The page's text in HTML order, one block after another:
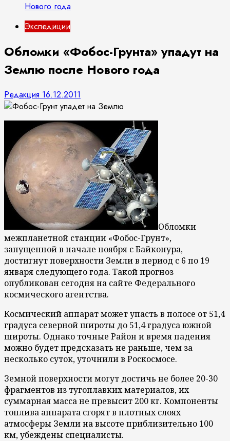
Нового года
Экспедиции
Обломки «Фобос-Грунта» упадут на
Землю после Нового года
Редакция 16.12.2011
Обломки
межпланетной станции «Фобос-Грунт»,
запущенной в начале ноября с Байконура,
достигнут поверхности Земли в период с 6 по 19
января следующего года. Такой прогноз
опубликован сегодня на сайте Федерального
космического агентства.
Космический аппарат может упасть в полосе от 51,4
градуса северной широты до 51,4 градуса южной
широты. Однако точные Район и время падения
можно будет предсказать не раньше, чем за
несколько суток, уточнили в Роскосмосе.
Земной поверхности могут достичь не более 20-30
фрагментов из тугоплавких материалов, их
суммарная масса не превысит 200 кг. Компоненты
топлива аппарата сгорят в плотных слоях
атмосферы Земли на высоте приблизительно 100
км, убеждены специалисты.